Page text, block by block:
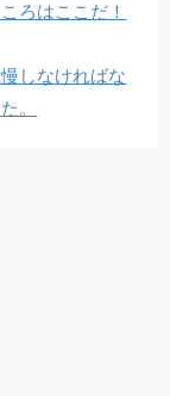
ろはここだ！
しなければな
。